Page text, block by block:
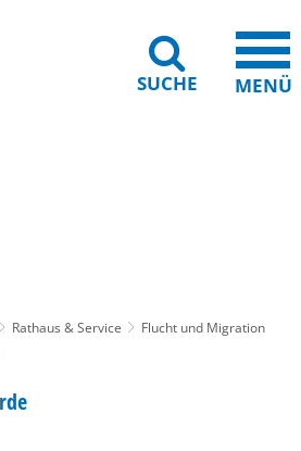
SUCHE MENÜ
Rathaus & Service
Flucht und Migration